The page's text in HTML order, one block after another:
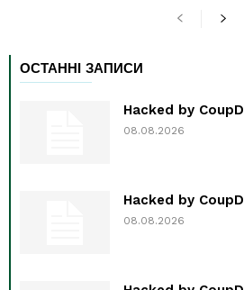
ОСТАННІ ЗАПИСИ
Hacked by
08.08.2026
Hacked by
08.08.2026